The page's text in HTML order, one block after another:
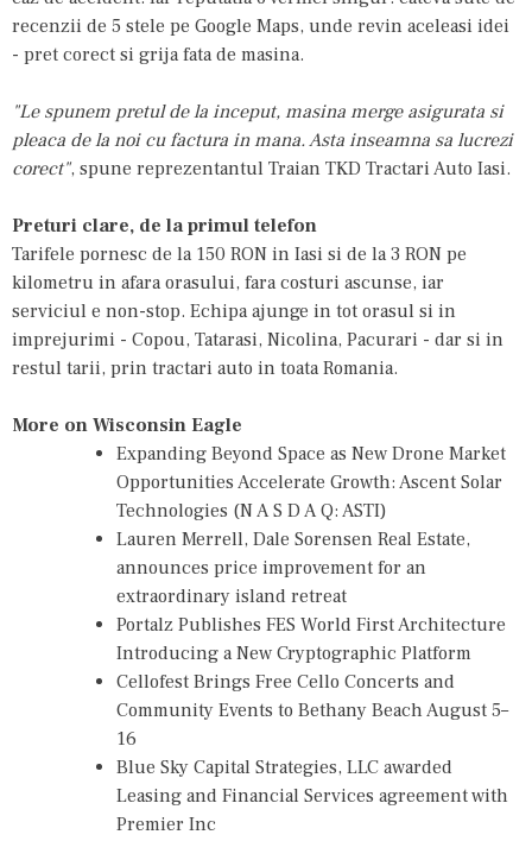
recenzii de 5 stele pe Google Maps, unde revin aceleasi idei
- pret corect si grija fata de masina.
"Le spunem pretul de la inceput, masina merge asigurata si
pleaca de la noi cu factura in mana. Asta inseamna sa lucrezi
corect", spune reprezentantul Traian TKD Tractari Auto Iasi.
Preturi clare, de la primul telefon
Tarifele pornesc de la 150 RON in Iasi si de la 3 RON pe
kilometru in afara orasului, fara costuri ascunse, iar
serviciul e non-stop. Echipa ajunge in tot orasul si in
imprejurimi - Copou, Tatarasi, Nicolina, Pacurari - dar si in
restul tarii, prin tractari auto in toata Romania.
More on Wisconsin Eagle
Expanding Beyond Space as New Drone Market
Opportunities Accelerate Growth: Ascent Solar
Technologies (N A S D A Q: ASTI)
Lauren Merrell, Dale Sorensen Real Estate,
announces price improvement for an
extraordinary island retreat
Portalz Publishes FES World First Architecture
Introducing a New Cryptographic Platform
Cellofest Brings Free Cello Concerts and
Community Events to Bethany Beach August 5–
16
Blue Sky Capital Strategies, LLC awarded
Leasing and Financial Services agreement with
Premier Inc